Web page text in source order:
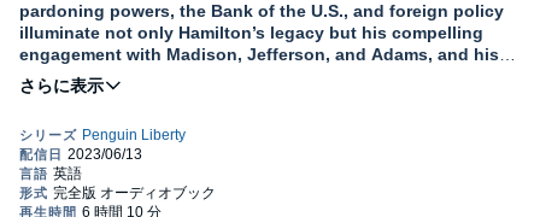
pardoning powers, the Bank of the U.S., and foreign policy
illuminate not only Hamilton’s legacy but his compelling
engagement with Madison, Jefferson, and Adams, and his
legendary conflict with Burr.
A Penguin Classic
With the Penguin Liberty series by Penguin Classics, we look to
the U.S. Constitution’s text and values, as well as to American